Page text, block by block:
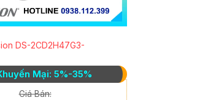
DS-2CD2H47G3-
Mại: 5%-35%
Giá Bán: